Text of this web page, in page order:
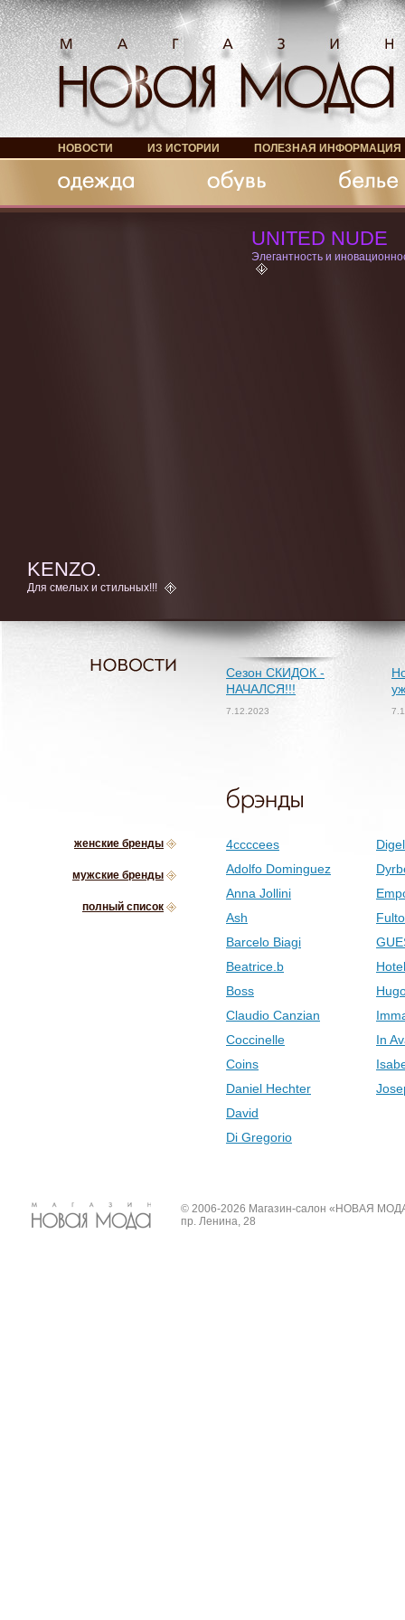
НОВОСТИ ИЗ ИСТОРИИ ПОЛЕЗНАЯ ИНФОРМАЦИЯ
Аксессуары
KENZO.
Для смелых и стильных!!!
UNITED NUDE
Элегантность и
Сезон СКИДОК -
НАЧАЛСЯ!!!
7.12.2023
женские бренды
мужские бренды
полный список
4ccccees
Adolfo Dominguez
Anna Jollini
Ash
Barcelo Biagi
Beatrice.b
Boss
Claudio Canzian
Coccinelle
Coins
Daniel Hechter
David
Di Gregorio
Digel
In
© 2006-2026 Магазин-салон «НОВАЯ
пр. Ленина, 28